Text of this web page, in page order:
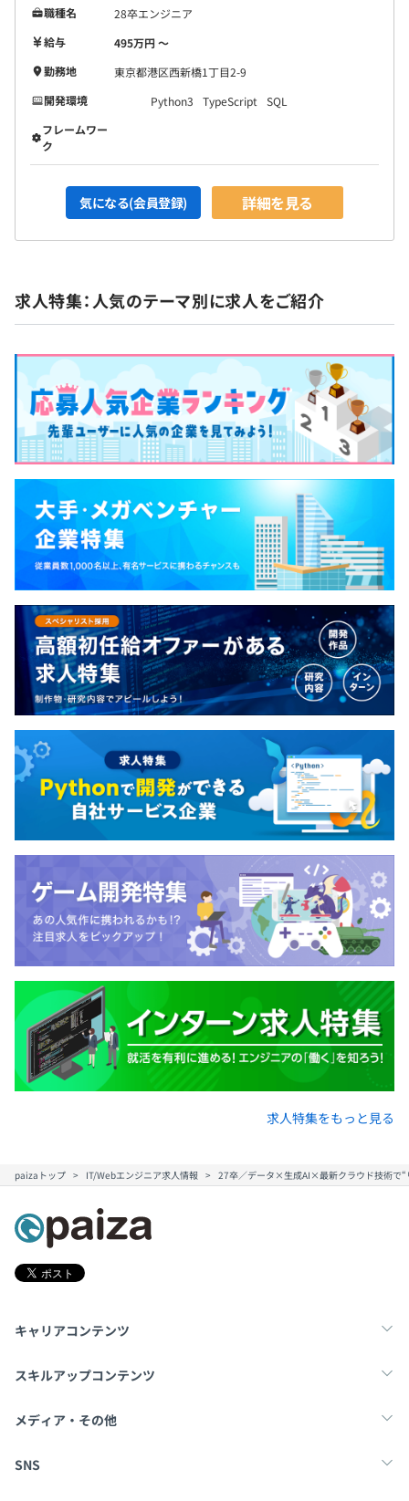
たオフラインの世界が無くなることはありません。むしろ
これらをいかにつなげ垣根なく活用できるかが、両者発展
のカギとなっています。
そのためには、業界が抱えるさまざまな課題を解決するテ
クノロジーの力と、泥臭く立ち向かう姿勢が大切です。い
ち企業としての成功だけではなく、リテール業界を、ひい
ては社会を変革し未来を創っていくために、ともに成長し
ていきませんか？
職種名
28卒エンジニア
給与
495万円 〜
勤務地
東京都港区西新橋1丁目2-9
開発環境
Python3 TypeScript
SQL
フレームワー
ク
気になる(会員登録) 詳細を見る
求人特集：人気のテーマ別に求人をご紹介
求人特集をもっと見る
paizaトップ IT/Webエンジニア求人情報 27卒／データ×生成AI×最新クラウド技術で
キャリアコンテンツ
転職・キャリア
スキルアップコンテンツ
学習
メディア・その他
Tech Team Journal
SNS